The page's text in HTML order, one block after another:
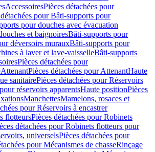
AccessoiresPièces détachées pour
pour Bâti-supports pour
pour douches avec évacuation
et baignoiresBâti-supports pour
déversoirs murauxBâti-supports pour
à laver et lave-vaisselleBâti-supports
Pièces détachées pour
AttenantPièces détachées pour AttenantHaute
sanitairePièces détachées pour Réservoirs
réservoirs apparentsHaute positionPièces
ManchettesMamelons, rosaces et
pour Réservoirs à encastrer
flotteursPièces détachées pour Robinets
détachées pour Robinets flotteurs pour
universelsPièces détachées pour
pour Mécanismes de chasseRinçage